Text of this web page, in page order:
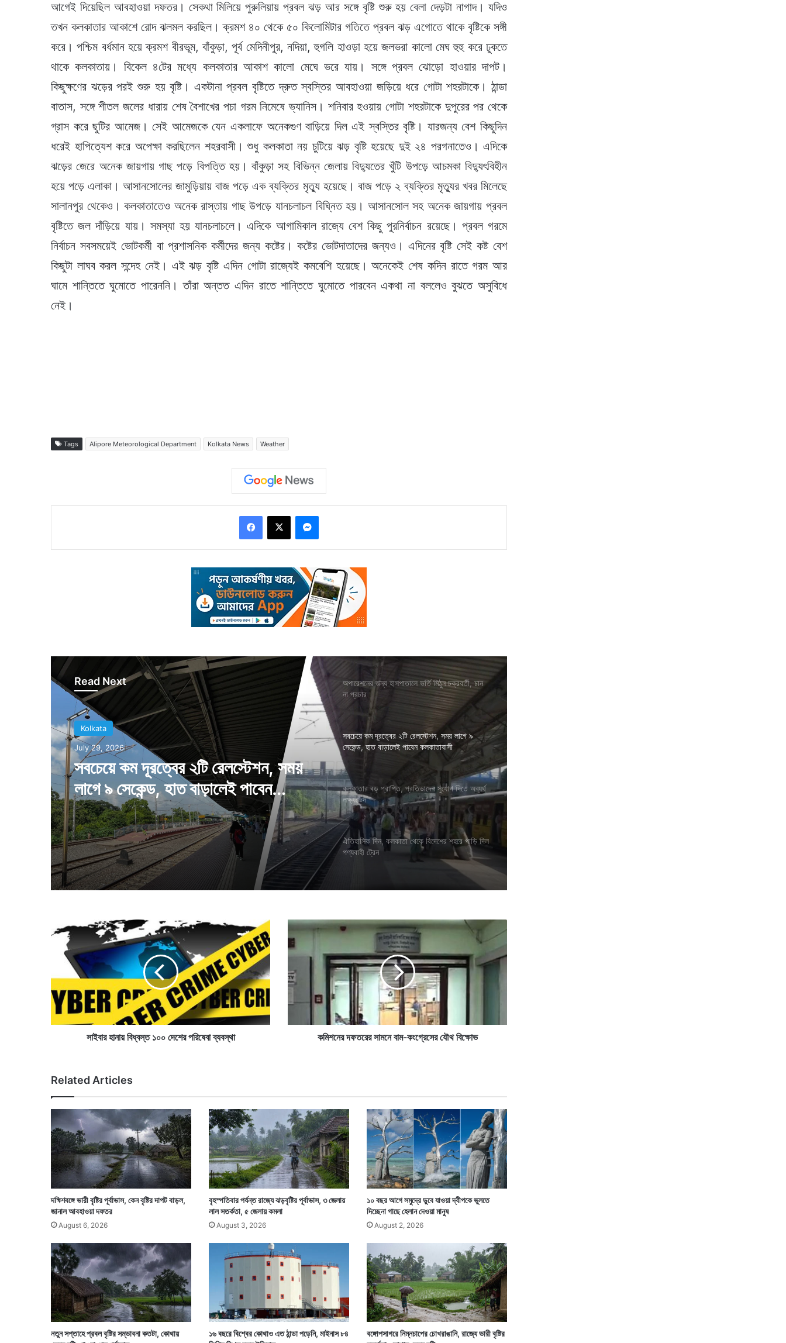
আগেই দিয়েছিল আবহাওয়া দফতর। সেকথা মিলিয়ে পুরুলিয়ায় প্রবল ঝড় আর সঙ্গে বৃষ্টি শুরু হয় বেলা দেড়টা নাগাদ। যদিও
তখন কলকাতার আকাশে রোদ ঝলমল করছিল। ক্রমশ ৪০ থেকে ৫০ কিলোমিটার গতিতে প্রবল ঝড় এগোতে থাকে বৃষ্টিকে সঙ্গী
করে। পশ্চিম বর্ধমান হয়ে ক্রমশ বীরভূম, বাঁকুড়া, পূর্ব মেদিনীপুর, নদিয়া, হুগলি হাওড়া হয়ে জলভরা কালো মেঘ হুহু করে ঢুকতে
থাকে কলকাতায়। বিকেল ৪টের মধ্যে কলকাতার আকাশ কালো মেঘে ভরে যায়। সঙ্গে প্রবল ঝোড়ো হাওয়ার দাপট।
কিছুক্ষণের ঝড়ের পরই শুরু হয় বৃষ্টি। একটানা প্রবল বৃষ্টিতে দ্রুত স্বস্তির আবহাওয়া জড়িয়ে ধরে গোটা শহরটাকে। ঠান্ডা
বাতাস, সঙ্গে শীতল জলের ধারায় শেষ বৈশাখের পচা গরম নিমেষে ভ্যানিস। শনিবার হওয়ায় গোটা শহরটাকে দুপুরের পর থেকে
গ্রাস করে ছুটির আমেজ। সেই আমেজকে যেন একলাফে অনেকগুণ বাড়িয়ে দিল এই স্বস্তির বৃষ্টি। ‌যারজন্য বেশ কিছুদিন
ধরেই হাপিত্যেশ করে অপেক্ষা করছিলেন শহরবাসী। শুধু কলকাতা নয় চুটিয়ে ঝড় বৃষ্টি হয়েছে দুই ২৪ পরগনাতেও। এদিকে
ঝড়ের জেরে অনেক জায়গায় গাছ পড়ে বিপত্তি হয়। বাঁকুড়া সহ বিভিন্ন জেলায় বিদ্যুতের খুঁটি উপড়ে আচমকা বিদ্যুৎবিহীন
হয়ে পড়ে এলাকা। আসানসোলের জামুড়িয়ায় বাজ পড়ে এক ব্যক্তির মৃত্যু হয়েছে। বাজ পড়ে ২ ব্যক্তির মৃত্যুর খবর মিলেছে
সালানপুর থেকেও। কলকাতাতেও অনেক রাস্তায় গাছ উপড়ে ‌যানচলাচল বিঘ্নিত হয়। আসানসোল সহ অনেক জায়গায় প্রবল
বৃষ্টিতে জল দাঁড়িয়ে যায়। সমস্যা হয় ‌যানচলাচলে। এদিকে আগামিকাল রাজ্যে বেশ কিছু পুরনির্বাচন রয়েছে। প্রবল গরমে
নির্বাচন সবসময়েই ভোটকর্মী বা প্রশাসনিক কর্মীদের জন্য কষ্টের। কষ্টের ভোটদাতাদের জন্যও। এদিনের বৃষ্টি সেই কষ্ট বেশ
কিছুটা লাঘব করল সন্দেহ নেই। এই ঝড় বৃষ্টি এদিন গোটা রাজ্যেই কমবেশি হয়েছে। অনেকেই শেষ কদিন রাতে গরম আর
ঘামে শান্তিতে ঘুমোতে পারেননি। তাঁরা অন্তত এদিন রাতে শান্তিতে ঘুমোতে পারবেন একথা না বললেও বুঝতে অসুবিধে
নেই।
Tags Alipore Meteorological Department Kolkata News Weather
Read Next
Kolkata
July 29, 2026
সবচেয়ে কম দূরত্বের ২টি রেলস্টেশন, সময়
লাগে ৯ সেকেন্ড, হাত বাড়ালেই পাবেন
কলকাতাবাসী
Kolkata
July 26, 2026
কলকাতার বড় প্রাপ্তি, প্রতিভাদের সুযোগ
দিতে অব্যর্থ লক্ষ্যভেদ
অপারেশনের জন্য হাসপাতালে ভর্তি মিঠুন চক্রবর্তী, চান
না প্রচার
সবচেয়ে কম দূরত্বের ২টি রেলস্টেশন, সময় লাগে ৯
সেকেন্ড, হাত বাড়ালেই পাবেন কলকাতাবাসী
কলকাতার বড় প্রাপ্তি, প্রতিভাদের সুযোগ দিতে অব্যর্থ
লক্ষ্যভেদ
ঐতিহাসিক দিন, কলকাতা থেকে বিদেশের শহরে পাড়ি দিল
পণ্যবাহী ট্রেন
ই
না
য়
ধ্ব
দে
শে
র
প
রি
ষে
বা
ব্য
স্থা
সাইবার হানায় বিধ্বস্ত ১০০ দেশের পরিষেবা ব্যবস্থা
ক
মি
শ
র
দ
রে
ম
-
কং
গ্রে
সে
র
যৌ
থ
বি
ক্ষো
কমিশনের দফতরের সামনে বাম-কংগ্রেসের যৌথ বিক্ষোভ
Related Articles
দক্ষিণবঙ্গে ভারী বৃষ্টির পূর্বাভাস, কেন বৃষ্টির দাপট বাড়ল,
জানাল আবহাওয়া দফতর
August 6, 2026
বৃহস্পতিবার পর্যন্ত রাজ্যে ঝড়বৃষ্টির পূর্বাভাস, ৩ জেলায়
লাল সতর্কতা, ৫ জেলায় কমলা
August 3, 2026
১০ বছর আগে সমুদ্রে ডুবে যাওয়া দ্বীপকে ভুলতে
দিচ্ছেনা গাছে হেলান দেওয়া মানুষ
August 2, 2026
নতুন সপ্তাহে প্রবল বৃষ্টির সম্ভাবনা কতটা, কোথায়
১৬ বছরে বিশ্বের কোথাও এত ঠান্ডা পড়েনি, মাইনাস ৮৪
বঙ্গোপসাগরে নিম্নচাপের চোখরাঙানি, রাজ্যে ভারী বৃষ্টির